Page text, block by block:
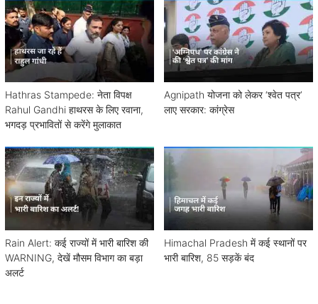
Hathras Stampede: नेता विपक्ष
Rahul Gandhi हाथरस के लिए रवाना,
भगदड़ प्रभावितों से करेंगे मुलाकात
Agnipath योजना को लेकर ‘श्वेत पत्र’
लाए सरकार: कांग्रेस
Rain Alert: कई राज्यों में भारी बारिश की
WARNING, देखें मौसम विभाग का बड़ा
अलर्ट
Himachal Pradesh में कई स्थानों पर
भारी बारिश, 85 सड़कें बंद